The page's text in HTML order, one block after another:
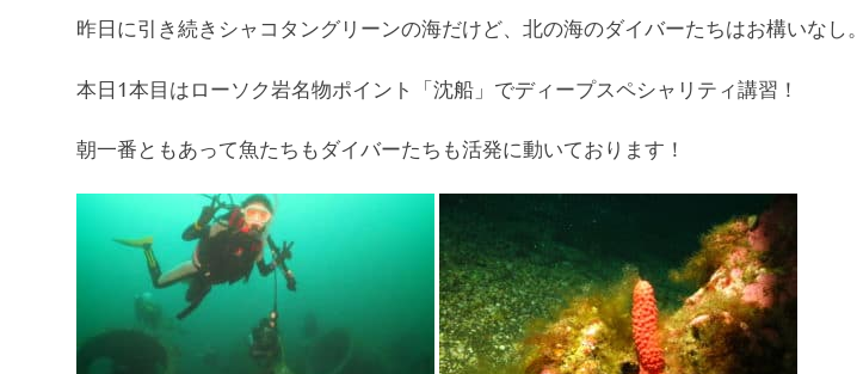
昨日に引き続きシャコタングリーンの海だけど、北の海のダイバーたちはお構いなし。
本日1本目はローソク岩名物ポイント「沈船」でディープスペシャリティ講習！
朝一番ともあって魚たちもダイバーたちも活発に動いております！